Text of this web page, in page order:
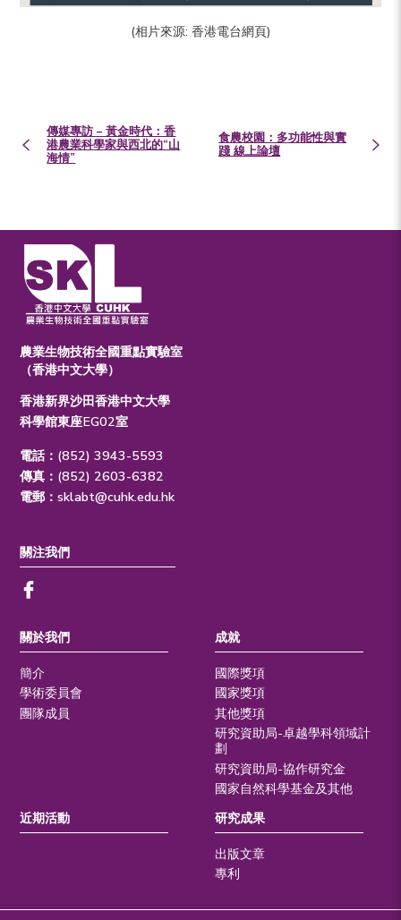
(相片來源: 香港電台網頁)
傳媒專訪 – 黃金時代：香
港農業科學家與西北的“山
海情”
食農校園：多功能性與實
踐 線上論壇
農業生物技術全國重點實驗室
（香港中文大學）
香港新界沙田香港中文大學
科學館東座EG02室
電話：(852) 3943-5593
傳真：(852) 2603-6382
電郵：sklabt@cuhk.edu.hk
關於我們
簡介
學術委員會
團隊成員
成就
國際獎項
國家獎項
其他獎項
研究資助局-卓越學科領域計
劃
研究資助局-協作研究金
國家自然科學基金及其他
近期活動
研究成果
出版文章
專利
關注我們